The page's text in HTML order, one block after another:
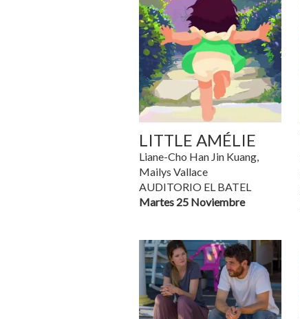
LITTLE AMÉLIE
Liane-Cho Han Jin Kuang,
Mailys Vallace
AUDITORIO EL BATEL
Martes 25 Noviembre